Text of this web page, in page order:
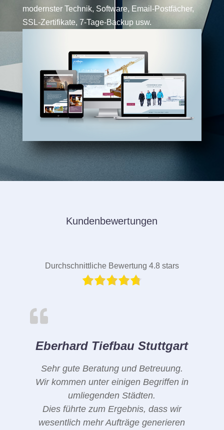
modernster Technik, Software, Email-Postfächer,
SSL-Zertifikate, 7-Tage-Backup usw.
Kundenbewertungen
Durchschnittliche Bewertung 4.8 stars
Eberhard Tiefbau Stuttgart
Sehr gute Beratung und Betreuung.
Wir kommen unter einigen Begriffen in
umliegenden Städten.
Dies führte zum Ergebnis, dass wir
wesentlich mehr Aufträge generieren